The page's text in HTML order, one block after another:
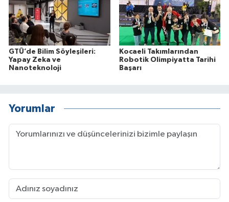
GTÜ’de Bilim Söyleşileri:
Yapay Zeka ve
Nanoteknoloji
Kocaeli Takımlarından
Robotik Olimpiyatta Tarihi
Başarı
Yorumlar